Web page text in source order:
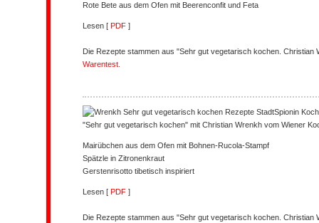
Rote Bete aus dem Ofen mit Beerenconfit und Feta
Lesen [ PDF ]
Die Rezepte stammen aus "Sehr gut vegetarisch kochen.
Warentest.
"Sehr gut vegetarisch kochen" mit Christian Wrenkh vom Wiener
Mairübchen aus dem Ofen mit Bohnen-Rucola-Stampf
Spätzle in Zitronenkraut
Gerstenrisotto tibetisch inspiriert
Lesen [ PDF ]
Die Rezepte stammen aus "Sehr gut vegetarisch kochen.